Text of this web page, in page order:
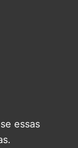
essas